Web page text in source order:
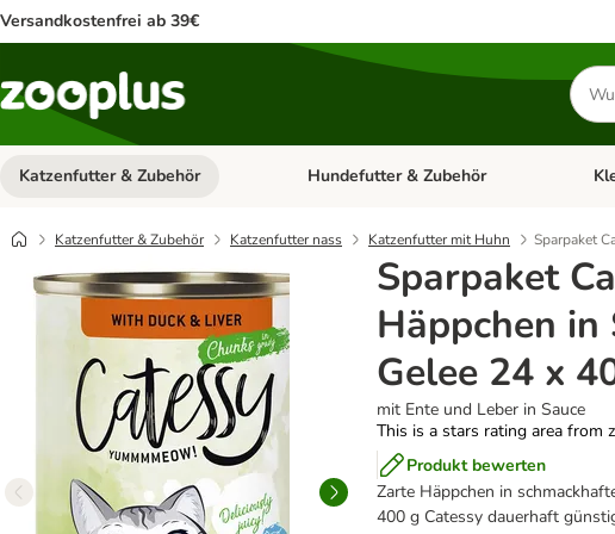
Versandkostenfrei ab 39€
Katzenfutter & Zubehör Kategorie-Menü öffnen: Katzenfutter &
Hundefutter & Zubehör
Katzenfutter & Zubehör Katzenfutter nass Katzenfutter mit Huhn Sparpaket
Sparpaket
Häppchen in
Gelee 24 x
mit Ente und Leber in Sauce
This is a stars rating area from
Produkt bewerten
Zarte Häppchen in
400 g Catessy dauerhaft